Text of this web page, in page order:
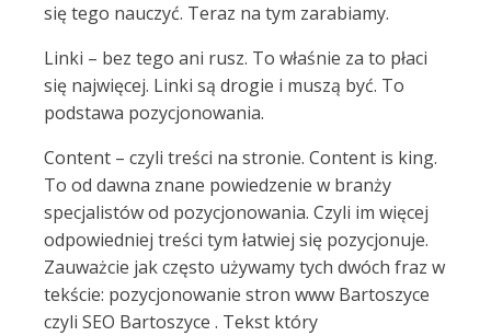
się tego nauczyć. Teraz na tym zarabiamy.
Linki – bez tego ani rusz. To właśnie za to płaci
się najwięcej. Linki są drogie i muszą być. To
podstawa pozycjonowania.
Content – czyli treści na stronie. Content is king.
To od dawna znane powiedzenie w branży
specjalistów od pozycjonowania. Czyli im więcej
odpowiedniej treści tym łatwiej się pozycjonuje.
Zauważcie jak często używamy tych dwóch fraz w
tekście: pozycjonowanie stron www Bartoszyce
czyli SEO Bartoszyce . Tekst który